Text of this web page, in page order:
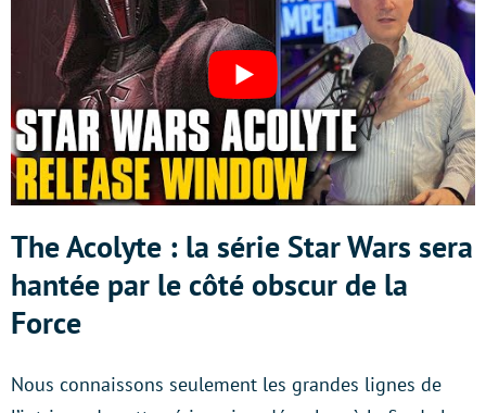
The Acolyte : la série Star Wars sera
hantée par le côté obscur de la
Force
Nous connaissons seulement les grandes lignes de